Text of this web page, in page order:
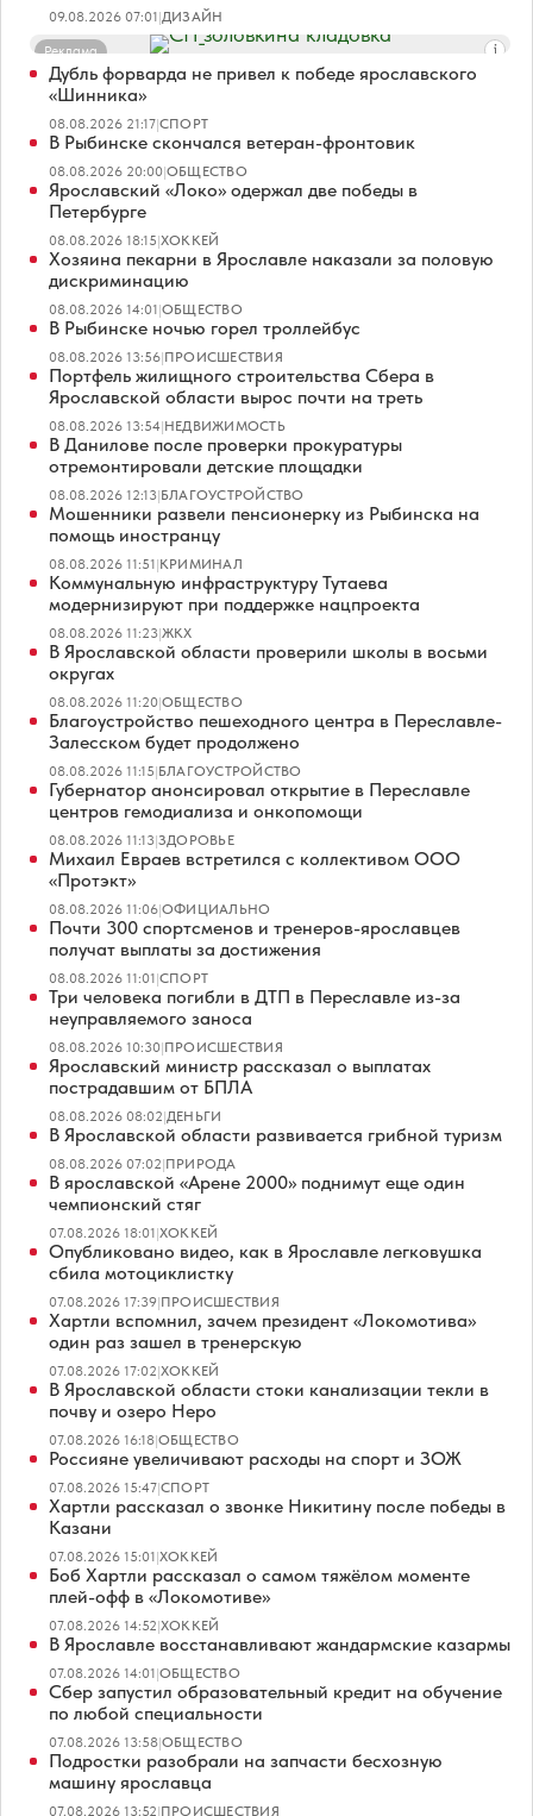
09.08.2026 07:01|ДИЗАЙН
Реклама
Дубль форварда не привел к победе ярославского
«Шинника»
08.08.2026 21:17|СПОРТ
В Рыбинске скончался ветеран-фронтовик
08.08.2026 20:00|ОБЩЕСТВО
Ярославский «Локо» одержал две победы в
Петербурге
08.08.2026 18:15|ХОККЕЙ
Хозяина пекарни в Ярославле наказали за половую
дискриминацию
08.08.2026 14:01|ОБЩЕСТВО
В Рыбинске ночью горел троллейбус
08.08.2026 13:56|ПРОИСШЕСТВИЯ
Портфель жилищного строительства Сбера в
Ярославской области вырос почти на треть
08.08.2026 13:54|НЕДВИЖИМОСТЬ
В Данилове после проверки прокуратуры
отремонтировали детские площадки
08.08.2026 12:13|БЛАГОУСТРОЙСТВО
Мошенники развели пенсионерку из Рыбинска на
помощь иностранцу
08.08.2026 11:51|КРИМИНАЛ
Коммунальную инфраструктуру Тутаева
модернизируют при поддержке нацпроекта
08.08.2026 11:23|ЖКХ
В Ярославской области проверили школы в восьми
округах
08.08.2026 11:20|ОБЩЕСТВО
Благоустройство пешеходного центра в Переславле-
Залесском будет продолжено
08.08.2026 11:15|БЛАГОУСТРОЙСТВО
Губернатор анонсировал открытие в Переславле
центров гемодиализа и онкопомощи
08.08.2026 11:13|ЗДОРОВЬЕ
Михаил Евраев встретился с коллективом ООО
«Протэкт»
08.08.2026 11:06|ОФИЦИАЛЬНО
Почти 300 спортсменов и тренеров-ярославцев
получат выплаты за достижения
08.08.2026 11:01|СПОРТ
Три человека погибли в ДТП в Переславле из-за
неуправляемого заноса
08.08.2026 10:30|ПРОИСШЕСТВИЯ
Ярославский министр рассказал о выплатах
пострадавшим от БПЛА
08.08.2026 08:02|ДЕНЬГИ
В Ярославской области развивается грибной туризм
08.08.2026 07:02|ПРИРОДА
В ярославской «Арене 2000» поднимут еще один
чемпионский стяг
07.08.2026 18:01|ХОККЕЙ
Опубликовано видео, как в Ярославле легковушка
сбила мотоциклистку
07.08.2026 17:39|ПРОИСШЕСТВИЯ
Хартли вспомнил, зачем президент «Локомотива»
один раз зашел в тренерскую
07.08.2026 17:02|ХОККЕЙ
В Ярославской области стоки канализации текли в
почву и озеро Неро
07.08.2026 16:18|ОБЩЕСТВО
Россияне увеличивают расходы на спорт и ЗОЖ
07.08.2026 15:47|СПОРТ
Хартли рассказал о звонке Никитину после победы в
Казани
07.08.2026 15:01|ХОККЕЙ
Боб Хартли рассказал о самом тяжёлом моменте
плей-офф в «Локомотиве»
07.08.2026 14:52|ХОККЕЙ
В Ярославле восстанавливают жандармские казармы
07.08.2026 14:01|ОБЩЕСТВО
Сбер запустил образовательный кредит на обучение
по любой специальности
07.08.2026 13:58|ОБЩЕСТВО
Подростки разобрали на запчасти бесхозную
машину ярославца
07.08.2026 13:52|ПРОИСШЕСТВИЯ